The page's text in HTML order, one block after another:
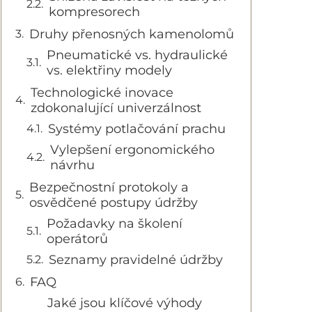
kompresorech
Druhy přenosných kamenolomů
Pneumatické vs. hydraulické
vs. elektřiny modely
Technologické inovace
zdokonalující univerzálnost
Systémy potlačování prachu
Vylepšení ergonomického
návrhu
Bezpečnostní protokoly a
osvědčené postupy údržby
Požadavky na školení
operátorů
Seznamy pravidelné údržby
FAQ
Jaké jsou klíčové výhody